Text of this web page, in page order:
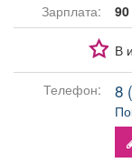
Зарплата:
В
Телефон: 8